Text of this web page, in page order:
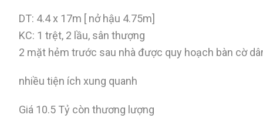
DT: 4.4 x 17m [ nở hậu 4.75m]
KC: 1 trệt, 2 lầu, sân thượng
2 mặt hẻm trước sau nhà được quy hoạch bàn cờ
nhiều tiện ích xung quanh
Giá 10.5 Tỷ còn thương lượng